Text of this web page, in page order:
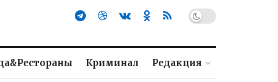
Криминал Редакция